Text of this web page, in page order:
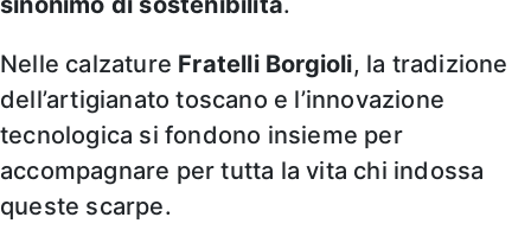
Nelle calzature Fratelli Borgioli, la tradizione
dell’artigianato toscano e l’innovazione
tecnologica si fondono insieme per
accompagnare per tutta la vita chi indossa
queste scarpe.